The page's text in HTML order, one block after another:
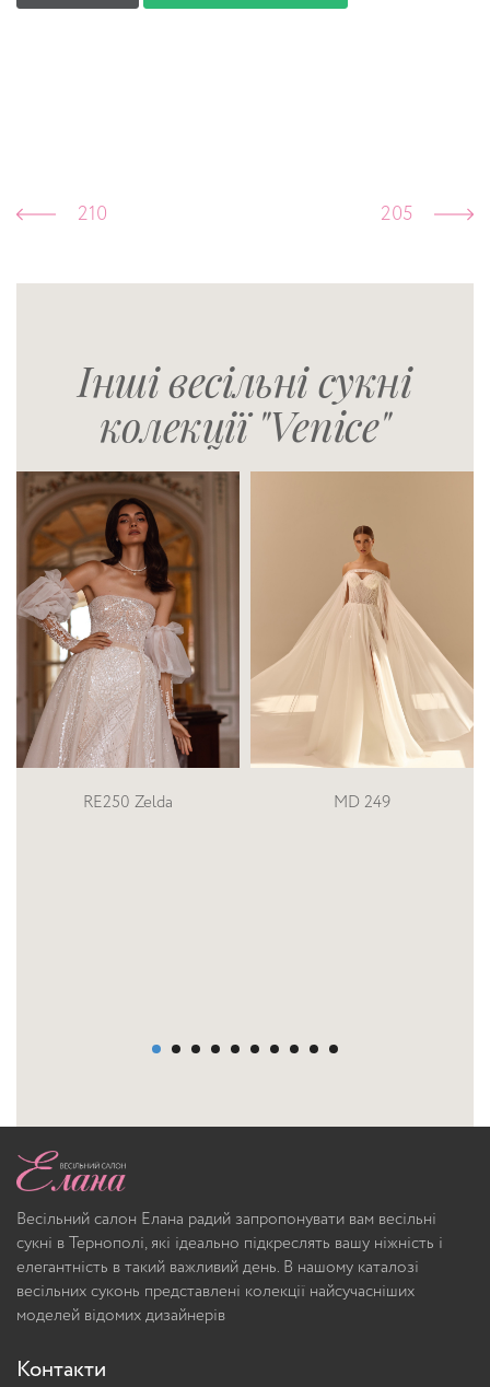
210 205
Інші весільні сукні
колекції "Venice"
MD 249 SN-205-Pilar
Весільний салон Елана радий запропонувати вам весільні
сукні в Тернополі, які ідеально підкреслять вашу ніжність і
елегантність в такий важливий день. В нашому каталозі
весільних суконь представлені колекції найсучасніших
моделей відомих дизайнерів
Контакти